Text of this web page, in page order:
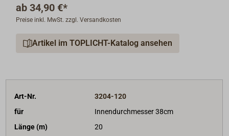
ab 34,90 €*
Preise inkl. MwSt. zzgl. Versandkosten
Artikel im TOPLICHT-Katalog ansehen
Art-Nr.
3204-120
für
Innendurchmesser 38cm
Länge (m)
20